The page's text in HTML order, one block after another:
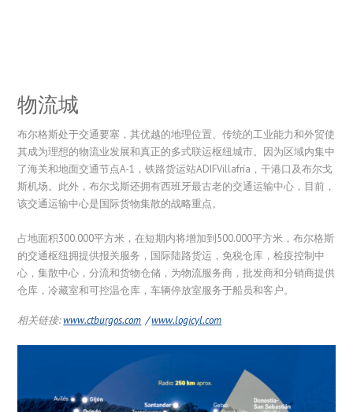
物流城
布尔格斯处于交通要塞，其优越的地理位置、传统的工业能力和外贸使
其成为理想的物流业发展和真正的多式联运枢纽城市。因为区域内集中
了海关和地面交通节点A-1，铁路货运站ADIFVillafría，干港口及布尔戈
斯机场。此外，布尔戈斯还拥有西班牙最古老的交通运输中心，目前，
该交通运输中心是国际货物集散的战略重点。
占地面积300.000平方米，在短期内将增加到500.000平方米，布尔格斯
的交通枢纽拥提供报关服务，国际陆路货运，免税仓库，检疫控制中
心，集散中心，分流和货物仓储，为物流服务商，批发商和分销商提供
仓库，冷藏室和可控温仓库，车辆停放室服务于船员和客户。
相关链接:www.ctburgos.com /www.logicyl.com